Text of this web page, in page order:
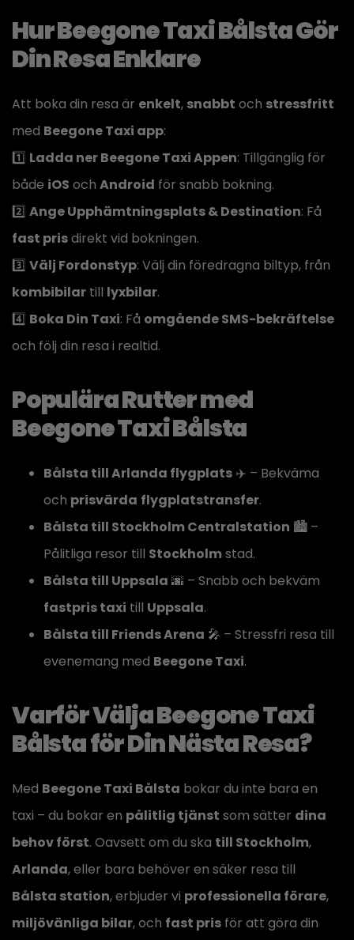
Hur Beegone Taxi Bålsta Gör
Din Resa Enklare
Att boka din resa är enkelt, snabbt och stressfritt
med Beegone Taxi app:
1️⃣ Ladda ner Beegone Taxi Appen: Tillgänglig för
både iOS och Android för snabb bokning.
2️⃣ Ange Upphämtningsplats & Destination: Få
fast prisdirekt vid bokningen.
3️⃣ Välj Fordonstyp: Välj din föredragna biltyp, från
kombibilar till lyxbilar.
4️⃣ Boka Din Taxi: Få omgående SMS-bekräftelse
och följ din resa i realtid.
Populära Rutter med
Beegone Taxi Bålsta
Bålsta till Arlanda flygplats ✈️ – Bekväma
och prisvärda flygplatstransfer.
Bålsta till Stockholm Centralstation 🏙️ –
Pålitliga resor till Stockholmstad.
Bålsta till Uppsala 🌆 – Snabb och bekväm
fastpris taxi till Uppsala.
Bålsta till Friends Arena 🎤 – Stressfri resa till
evenemang med Beegone Taxi.
Varför Välja Beegone Taxi
Bålsta för Din Nästa Resa?
Med Beegone Taxi Bålsta bokar du inte bara en
taxi – du bokar en pålitlig tjänst som sätter dina
behov först. Oavsett om du ska till Stockholm,
Arlanda, eller bara behöver en säker resa till
Bålsta station, erbjuder vi professionella förare,
miljövänliga bilar, och fast pris för att göra din